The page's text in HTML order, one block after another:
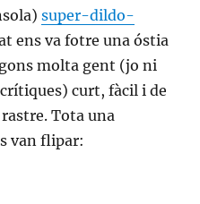
super-dildo-
ens va fotre una óstia
molta gent (jo ni
curt, fàcil i de
Tota una
van flipar: